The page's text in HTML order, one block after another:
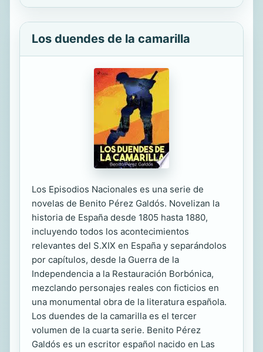
Los duendes de la camarilla
Los Episodios Nacionales es una serie de
novelas de Benito Pérez Galdós. Novelizan la
historia de España desde 1805 hasta 1880,
incluyendo todos los acontecimientos
relevantes del S.XIX en España y separándolos
por capítulos, desde la Guerra de la
Independencia a la Restauración Borbónica,
mezclando personajes reales con ficticios en
una monumental obra de la literatura española.
Los duendes de la camarilla es el tercer
volumen de la cuarta serie. Benito Pérez
Galdós es un escritor español nacido en Las